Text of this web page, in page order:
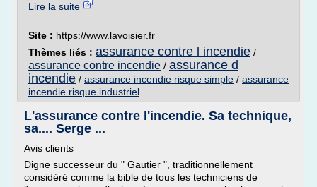
Lire la suite
Site : https://www.lavoisier.fr
Thèmes liés : assurance contre l incendie /
assurance contre incendie / assurance d
incendie / assurance incendie risque simple / assurance
incendie risque industriel
L'assurance contre l'incendie. Sa technique,
sa.... Serge ...
Avis clients
Digne successeur du " Gautier ", traditionnellement
considéré comme la bible de tous les techniciens de